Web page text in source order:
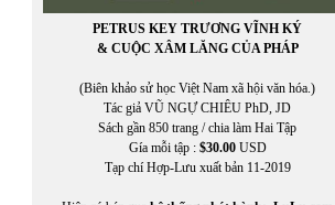
NGUYỄN ĐĂNG KHƯƠNG
NGUYỄN ĐẠT
NGUYỄN ĐÔNG GIANG
NGUYÊN DU
NGUYỄN ĐỨC BẠN
NGUYỄN ĐỨC BẠN
NGUYỄN ĐỨC HẠNH
PETRUS KEY TRƯƠNG VĨNH KÝ
& CUỘC XÂM LĂNG CỦA PHÁP
(Biên khảo sử học Việt Nam xã hội văn hóa.)
Tác giả VŨ NGỰ CHIÊU PhD, JD
Sách gần 850 trang / chia làm Hai Tập
Gía mỗi tập : $30.00USD
Tạp chí Hợp-Lưu xuất bản 11-2019